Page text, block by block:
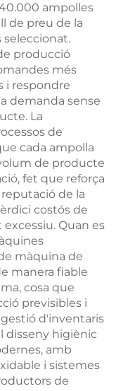
ampolles
de preu de la
producció
més
i respondre
demanda sense
La
de
cada ampolla
de producte
fet que reforça
de la
costós de
Quan es
màquina de
manera fiable
cosa que
previsibles i
d'inventaris
disseny higiènic
amb
i sistemes
de